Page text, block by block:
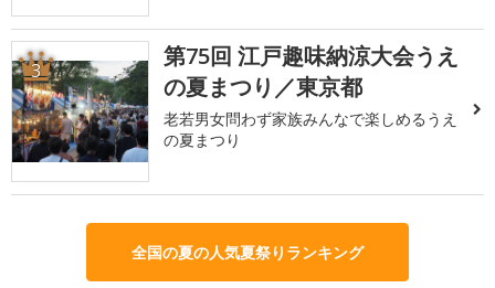
3
第75回 江戸趣味納涼大会うえ
の夏まつり／東京都
老若男女問わず家族みんなで楽しめるうえ
の夏まつり
全国の夏の人気夏祭りランキング